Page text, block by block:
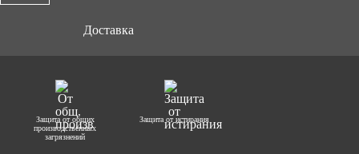
Доставка
Защита от общих
производственных
загрязнений
Защита от истирания